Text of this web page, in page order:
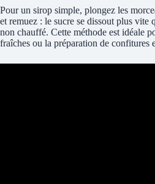
Pour un sirop simple, plongez les
et remuez : le sucre se dissout plus vite
non chauffé. Cette méthode est idéale
fraîches ou la préparation de confitures